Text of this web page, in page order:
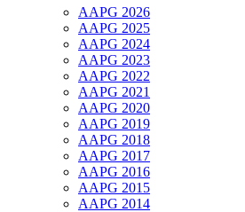
AAPG 2026
AAPG 2025
AAPG 2024
AAPG 2023
AAPG 2022
AAPG 2021
AAPG 2020
AAPG 2019
AAPG 2018
AAPG 2017
AAPG 2016
AAPG 2015
AAPG 2014